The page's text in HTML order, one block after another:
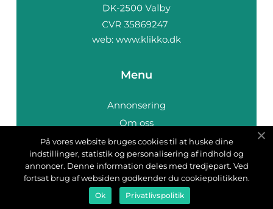
web: www.klikko.dk
Menu
Annonsering
Om oss
Cookies
Kontakta oss
Sitemap
På vores website bruges cookies til at huske dine
indstillinger, statistik og personalisering af indhold og
annoncer. Denne information deles med tredjepart. Ved
fortsat brug af websiden godkender du cookiepolitikken.
Ok Privatlivspolitik